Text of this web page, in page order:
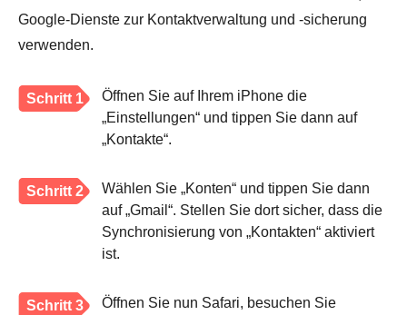
Google-Dienste zur Kontaktverwaltung und -sicherung
verwenden.
Schritt 1
Öffnen Sie auf Ihrem iPhone die
„Einstellungen“ und tippen Sie dann auf
„Kontakte“.
Schritt 2
Wählen Sie „Konten“ und tippen Sie dann
auf „Gmail“. Stellen Sie dort sicher, dass die
Synchronisierung von „Kontakten“ aktiviert
ist.
Schritt 3
Öffnen Sie nun Safari, besuchen Sie